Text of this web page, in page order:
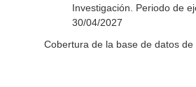
Investigación. Periodo de
30/04/2027
Cobertura de la base de datos de